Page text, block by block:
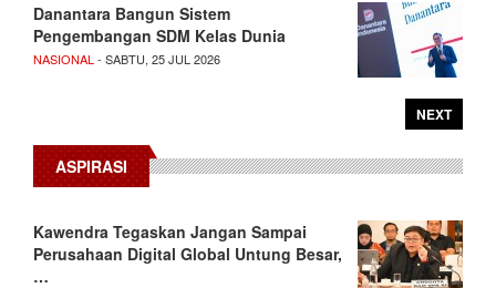
Danantara Bangun Sistem
Pengembangan SDM Kelas Dunia
NASIONAL - SABTU, 25 JUL 2026
NEXT
ASPIRASI
Kawendra Tegaskan Jangan Sampai
Perusahaan Digital Global Untung Besar,
…